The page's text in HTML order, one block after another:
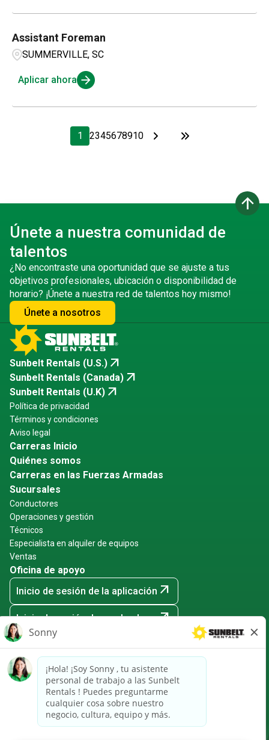
Assistant Foreman
SUMMERVILLE, SC
Aplicar ahora
1 2345678910
arrow_upward
Únete a nuestra comunidad de
talentos
¿No encontraste una oportunidad que se ajuste a tus
objetivos profesionales, ubicación o disponibilidad de
horario? ¡Únete a nuestra red de talentos hoy mismo!
Únete a nosotros
Sunbelt Rentals (U.S.) arrow_outward
Sunbelt Rentals (Canada) arrow_outward
Sunbelt Rentals (U.K) arrow_outward
Política de privacidad
Términos y condiciones
Aviso legal
Carreras Inicio
Quiénes somos
Carreras en las Fuerzas Armadas
Sucursales
Conductores
Operaciones y gestión
Técnicos
Especialista en alquiler de equipos
Ventas
Oficina de apoyo
Inicio de sesión de la aplicación arrow_outward
Inicio de sesión de empleados arrow_outward
Eventos de contratación arrow_outward
Sunbelt Rentals es un empleador que ofrece igualdad de
oportunidades: minorías, mujeres, discapacitados,
veteranos y cualquier otro motivo protegido.
Aviso de CRPAarrow_outward